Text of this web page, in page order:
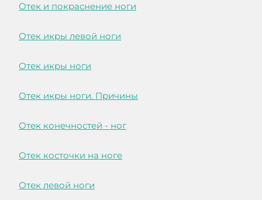
Отек и покраснение ноги
Отек икры левой ноги
Отек икры ноги
Отек икры ноги. Причины
Отек конечностей - ног
Отек косточки на ноге
Отек левой ноги